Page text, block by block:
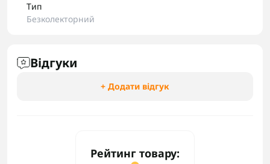
Тип
Безколекторний
Відгуки
+ Додати відгук
Рейтинг товару: